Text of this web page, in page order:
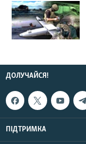
ДОЛУЧАЙСЯ!
ПІДТРИМКА